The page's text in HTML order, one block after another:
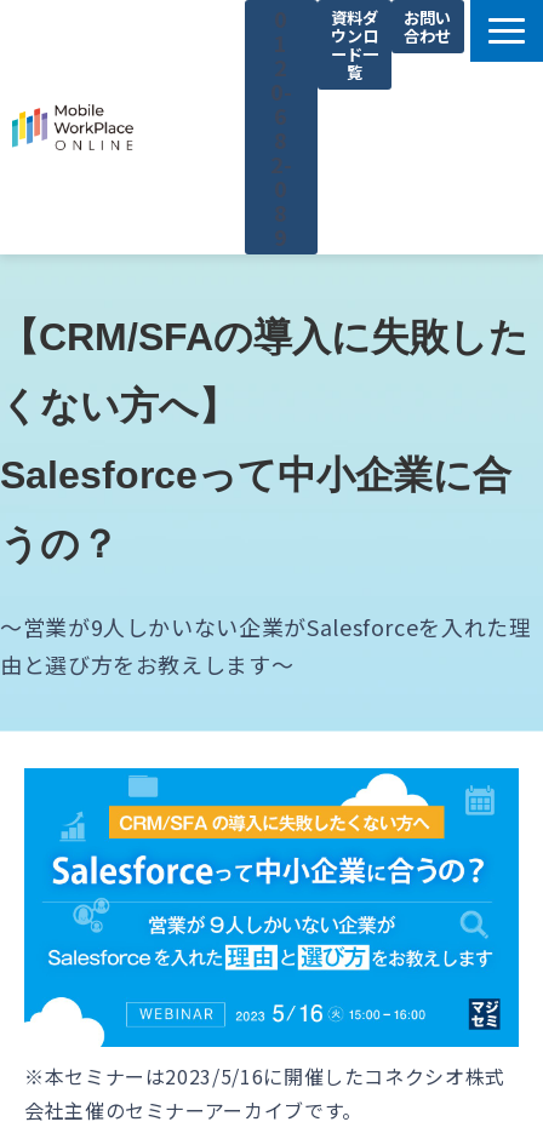
0
1
2
0-
6
8
2-
0
8
9
資料ダ
ウンロ
ード一
覧
お問い
合わせ
解決できる課題
コネクシオの強み
法人携帯お役立ち情報
セミナー・イベント情報
【CRM/SFAの導入に失敗した
くない方へ】
Salesforceって中小企業に合
うの？​
～営業が9人しかいない企業がSalesforceを入れた理
由と選び方をお教えします～
※本セミナーは2023/5/16に開催したコネクシオ株式
会社主催のセミナーアーカイブです。